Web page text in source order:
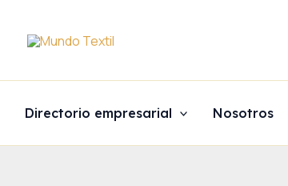
Directorio empresarial Nosotros